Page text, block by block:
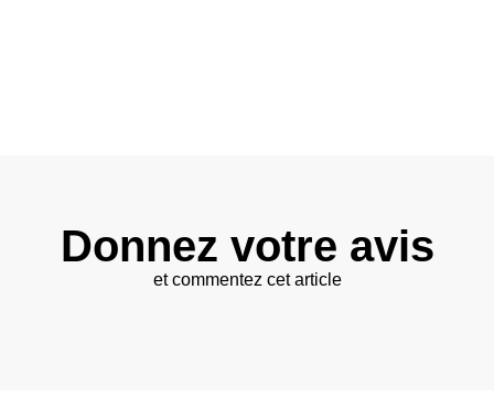
Donnez votre avis
et commentez cet article